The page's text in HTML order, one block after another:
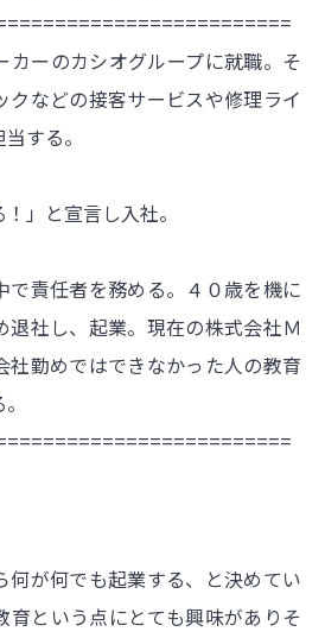
カーのカシオグループに就職。そ
クなどの接客サービスや修理ライ
する。
」と宣言し入社。
で責任者を務める。４０歳を機に
退社し、起業。現在の株式会社Ｍ
社勤めではできなかった人の教育
何が何でも起業する、と決めてい
育という点にとても興味がありそ